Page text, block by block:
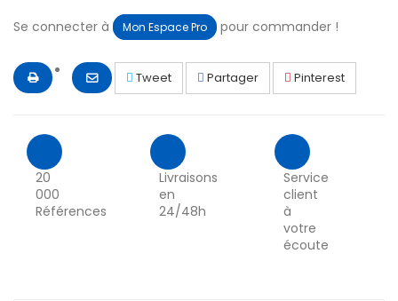
Se connecter à Mon Espace Pro pour commander !
Tweet Partager Pinterest
20
000
Références
Livraisons
en
24/48h
Service
client
à
votre
écoute